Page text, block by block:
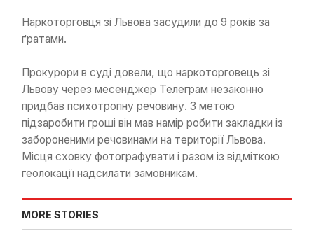
Наркоторговця зі Львова засудили до 9 років за
ґратами.
Прокурори в суді довели, що наркоторговець зі
Львову через месенджер Телеграм незаконно
придбав психотропну речовину. З метою
підзаробити гроші він мав намір робити закладки із
забороненими речовинами на території Львова.
Місця сховку фотографувати і разом із відміткою
геолокації надсилати замовникам.
MORE STORIES